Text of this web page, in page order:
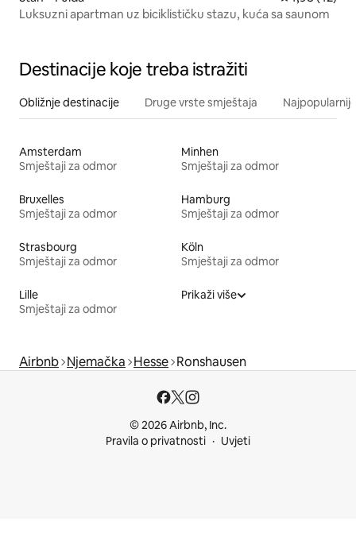
Luksuzni apartman uz biciklističku stazu, kuća sa saunom
Destinacije koje treba istražiti
Obližnje destinacije Druge vrste smještaja
Amsterdam
Smještaji za odmor
Minhen
Smještaji za odmor
Bruxelles
Smještaji za odmor
Hamburg
Smještaji za odmor
Strasbourg
Smještaji za odmor
Köln
Smještaji za odmor
Lille
Smještaji za odmor
Prikaži više
Airbnb Njemačka Hesse Ronshausen
© 2026 Airbnb, Inc.
Pravila o privatnosti
Uvjeti